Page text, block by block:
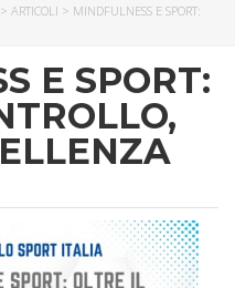
> ARTICOLI > MINDFULNESS E SPORT:
E SPORT: